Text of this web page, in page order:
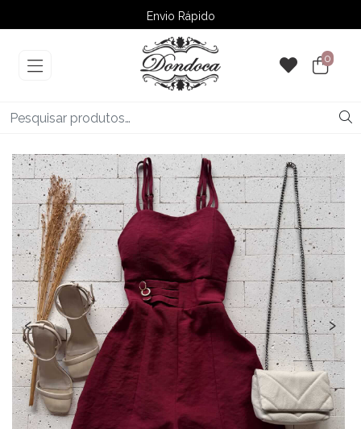
Envio Rápido
➚ Ofertas– Até 60% OFF
0
‹ ›